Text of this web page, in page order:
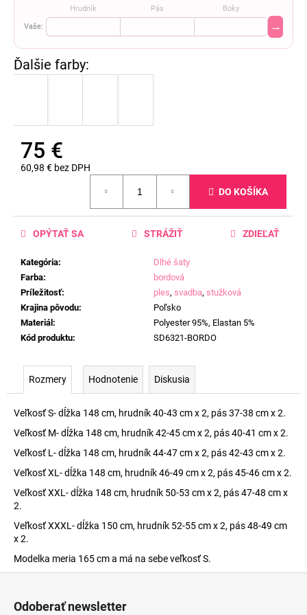
Hrudník
Pás Boky
Vaše: →
75 €
60,98 € bez DPH
DO KOŠÍKA
Kategória:
Dlhé šaty
Farba:
bordová
Príležitosť: ples, svadba, stužková
Krajina pôvodu:
Poľsko
Materiál :
Polyester 95%, Elastan 5%
Kód produktu: SD6321-BORDO
OPÝTAŤ SA STRÁŽIŤ ZDIEĽAŤ
Rozmery Hodnotenie Diskusia
Veľkosť S- dĺžka 148 cm, hrudník 40-43 cm x 2, pás 37-38 cm x 2.
Veľkosť M- dĺžka 148 cm, hrudník 42-45 cm x 2, pás 40-41 cm x 2.
Veľkosť L- dĺžka 148 cm, hrudník 44-47 cm x 2, pás 42-43 cm x 2.
Veľkosť XL- dĺžka 148 cm, hrudník 46-49 cm x 2, pás 45-46 cm x 2.
Veľkosť XXL- dĺžka 148 cm, hrudník 50-53 cm x 2, pás 47-48 cm x
2.
Veľkosť XXXL- dĺžka 150 cm, hrudník 52-55 cm x 2, pás 48-49 cm
x 2.
Modelka meria 165 cm a má na sebe veľkosť S.
Odoberať newsletter